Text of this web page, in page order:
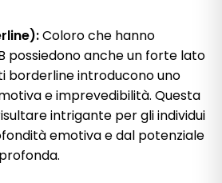
Coloro che hanno
possiedono anche un forte lato
borderline introducono uno
e imprevedibilità. Questa
intrigante per gli individui
emotiva e dal potenziale